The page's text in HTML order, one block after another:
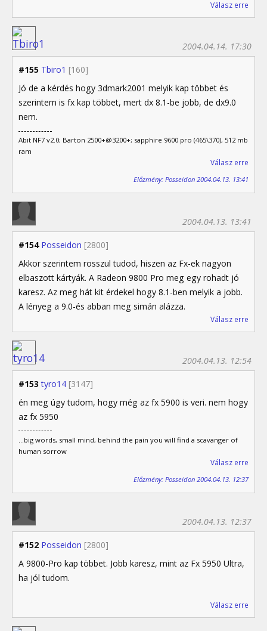
Válasz erre
#155 Tbiro1 [160]
2004.04.14. 17:30
Jó de a kérdés hogy 3dmark2001 melyik kap többet és
szerintem is fx kap többet, mert dx 8.1-be jobb, de dx9.0
nem.
Abit NF7 v2.0; Barton 2500+@3200+; sapphire 9600 pro (465\370), 512 mb
ram
Válasz erre
Előzmény: Posseidon 2004.04.13. 13:41
#154 Posseidon [2800]
2004.04.13. 13:41
Akkor szerintem rosszul tudod, hiszen az Fx-ek nagyon
elbaszott kártyák. A Radeon 9800 Pro meg egy rohadt jó
karesz. Az meg hát kit érdekel hogy 8.1-ben melyik a jobb.
A lényeg a 9.0-és abban meg simán alázza.
Válasz erre
#153 tyro14 [3147]
2004.04.13. 12:54
én meg úgy tudom, hogy még az fx 5900 is veri. nem hogy
az fx 5950
...big words, small mind, behind the pain you will find a scavanger of
human sorrow
Válasz erre
Előzmény: Posseidon 2004.04.13. 12:37
#152 Posseidon [2800]
2004.04.13. 12:37
A 9800-Pro kap többet. Jobb karesz, mint az Fx 5950 Ultra,
ha jól tudom.
Válasz erre